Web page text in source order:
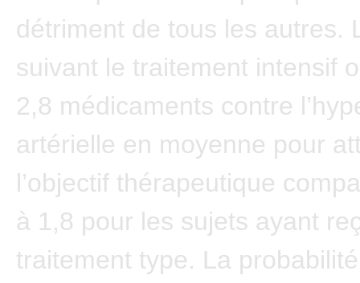
détriment de tous les autres.
suivant le traitement intensif
2,8 médicaments contre
artérielle en moyenne pour
l’objectif thérapeutique
à 1,8 pour les sujets ayant
traitement type. La